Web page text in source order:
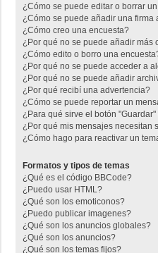
¿Cómo se puede editar o borrar
¿Cómo se puede añadir una firma
¿Cómo creo una encuesta?
¿Por qué no se puede añadir más
¿Cómo edito o borro una
¿Por qué no se puede acceder a
¿Por qué no se puede añadir
¿Por qué recibí una advertencia?
¿Cómo se puede reportar un
¿Para qué sirve el botón
¿Por qué mis mensajes necesitan
¿Cómo hago para reactivar un
Formatos y tipos de temas
¿Qué es el código BBCode?
¿Puedo usar HTML?
¿Qué son los emoticonos?
¿Puedo publicar imagenes?
¿Qué son los anuncios globales?
¿Qué son los anuncios?
¿Qué son los temas fijos?